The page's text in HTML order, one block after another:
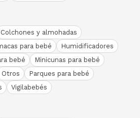
Colchones y almohadas
para bebé
Humidificadores
bebé
Minicunas para bebé
Otros
Parques para bebé
Vigilabebés